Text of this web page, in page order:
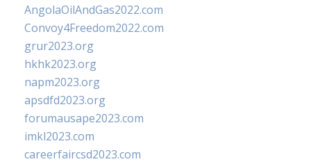
AngolaOilAndGas2022.com
Convoy4Freedom2022.com
grur2023.org
hkhk2023.org
napm2023.org
apsdfd2023.org
forumausape2023.com
imkl2023.com
careerfaircsd2023.com